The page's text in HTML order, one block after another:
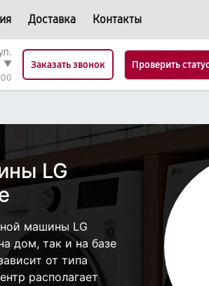
Доставка Контакты
▼
Заказать звонок Проверить
LG
машины LG
дом, так и на базе
от типа
располагает